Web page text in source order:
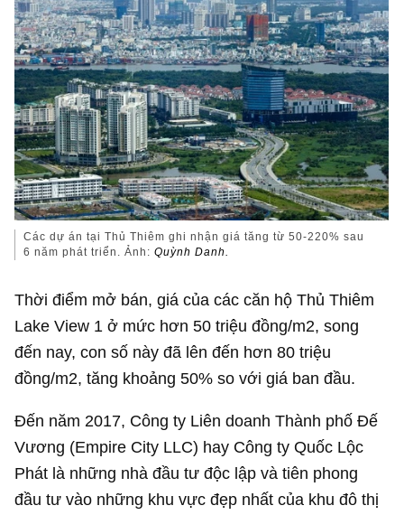
Các dự án tại Thủ Thiêm ghi nhận giá tăng từ 50-220% sau
6 năm phát triển. Ảnh:Quỳnh Danh.
Thời điểm mở bán, giá của các căn hộ Thủ Thiêm
Lake View 1 ở mức hơn 50 triệu đồng/m2, song
đến nay, con số này đã lên đến hơn 80 triệu
đồng/m2, tăng khoảng 50% so với giá ban đầu.
Đến năm 2017, Công ty Liên doanh Thành phố Đế
Vương (Empire City LLC) hay Công ty Quốc Lộc
Phát là những nhà đầu tư độc lập và tiên phong
đầu tư vào những khu vực đẹp nhất của khu đô thị